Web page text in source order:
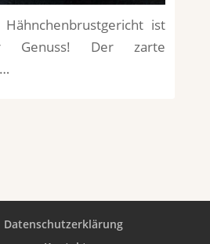
ist
Genuss! Der zarte
Datenschutzerklärung